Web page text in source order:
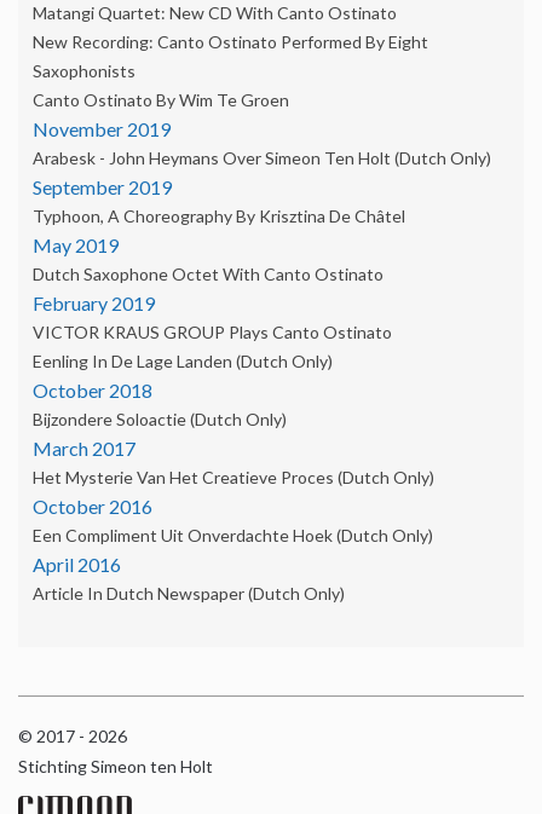
Matangi Quartet: New CD With Canto Ostinato
New Recording: Canto Ostinato Performed By Eight
Saxophonists
Canto Ostinato By Wim Te Groen
November 2019
Arabesk - John Heymans Over Simeon Ten Holt (dutch Only)
September 2019
Typhoon, A Choreography By Krisztina De Châtel
May 2019
Dutch Saxophone Octet With Canto Ostinato
February 2019
VICTOR KRAUS GROUP Plays Canto Ostinato
Eenling In De Lage Landen (Dutch Only)
October 2018
Bijzondere Soloactie (Dutch Only)
March 2017
Het Mysterie Van Het Creatieve Proces (Dutch Only)
October 2016
Een Compliment Uit Onverdachte Hoek (dutch Only)
April 2016
Article In Dutch Newspaper (dutch Only)
© 2017 - 2026
Stichting Simeon ten Holt